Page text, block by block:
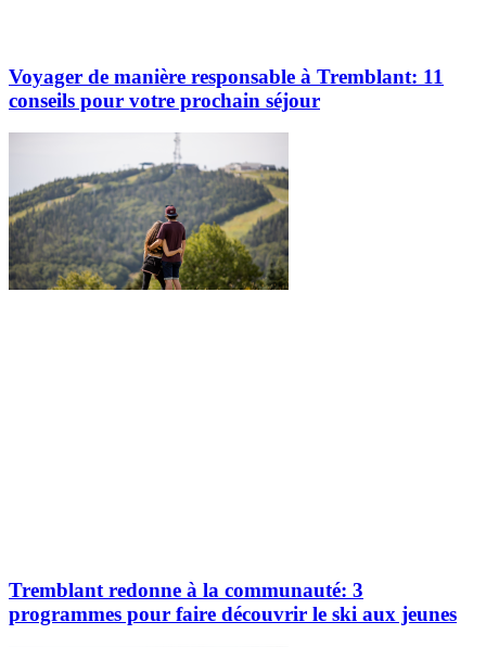
Voyager de manière responsable à Tremblant: 11
conseils pour votre prochain séjour
Tremblant redonne à la communauté: 3
programmes pour faire découvrir le ski aux jeunes